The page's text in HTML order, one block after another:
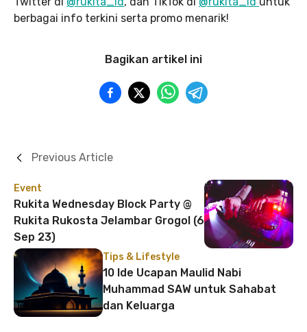
berbagai info terkini serta promo menarik!
Bagikan artikel ini
Event
Rukita Wednesday Block Party @
Rukita Rukosta Jelambar Grogol (6
Sep 23)
Previous Article
Tips & Lifestyle
10 Ide Ucapan Maulid Nabi
Muhammad SAW untuk Sahabat
dan Keluarga